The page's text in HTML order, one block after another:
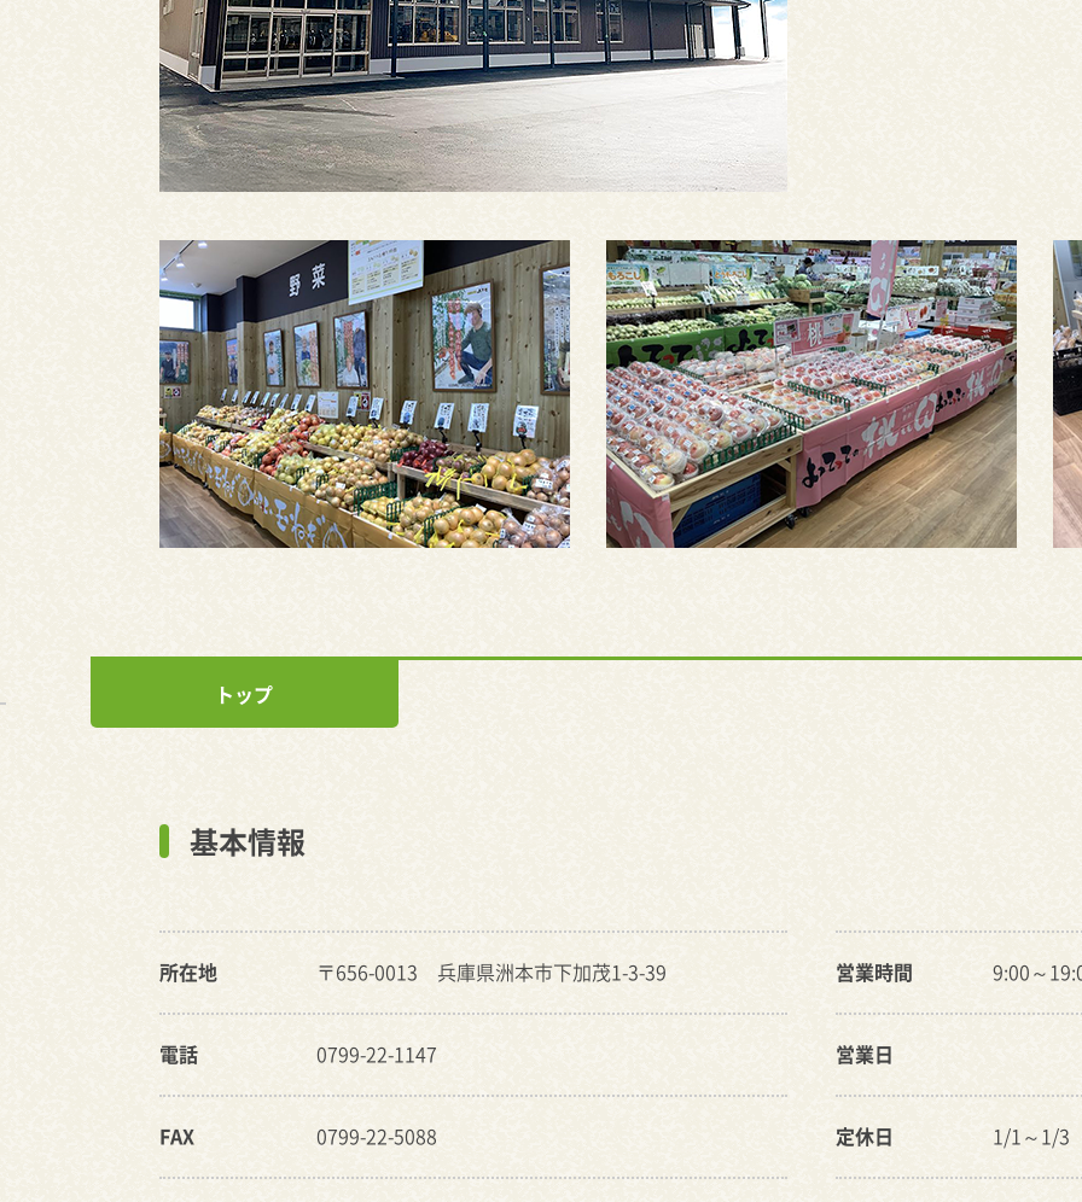
トップ
基本情報
所在地 〒656-0013 兵庫県洲本市下加茂1-3-39
電話 0799-22-1147
FAX 0799-22-5088
営業時間 9:00～
営業日
定休日 1/1～1/3